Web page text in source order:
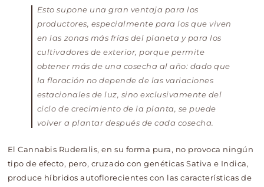
Esto supone una gran ventaja para los
productores, especialmente para los que viven
en las zonas más frías del planeta y para los
cultivadores de exterior, porque permite
obtener más de una cosecha al año: dado que
la floración no depende de las variaciones
estacionales de luz, sino exclusivamente del
ciclo de crecimiento de la planta, se puede
volver a plantar después de cada cosecha.
El Cannabis Ruderalis, en su forma pura, no provoca ningún
tipo de efecto, pero, cruzado con genéticas Sativa e Indica,
produce híbridos autoflorecientes con las características de